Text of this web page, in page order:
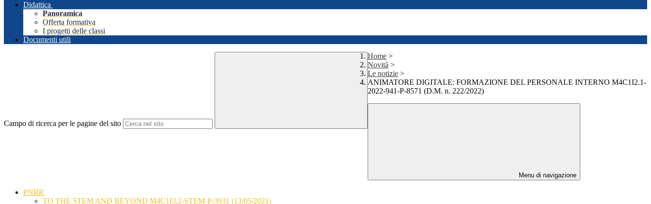
Didattica
Panoramica
Offerta formativa
I progetti delle classi
Documenti utili
Campo di ricerca per le pagine del sito
Home >
Novità >
Le notizie >
ANIMATORE DIGITALE: FORMAZIONE DEL PERSONALE INTERNO M4C1I2.1-
2022-941-P-8571 (D.M. n. 222/2022)
Menu di navigazione
PNRR
TO THE STEM AND BEYOND M4C1I3.2-STEM-P-3931 (13/05/2021)